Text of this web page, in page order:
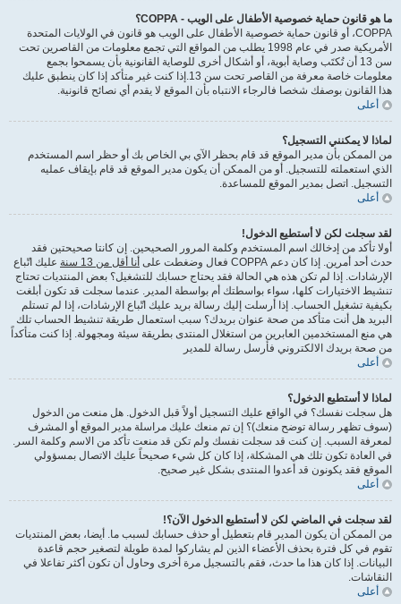
ما هو قانون حماية خصوصية الأطفال على الويب - COPPA؟
COPPA، أو قانون حماية خصوصية الأطفال على الويب هو قانون في الولايات المتحدة
الأمريكية صدر في عام 1998 يطلب من المواقع التي تجمع معلومات من القاصرين تحت
سن 13 أن تُكتَب وصاية أبوية، أو أشكال أخرى للوصاية القانونية بأن يسمحوا بجمع
معلومات خاصة معرفة من القاصر تحت سن 13.إذا كنت غير متأكد إذا كان ينطبق عليك
هذا القانون بوصفك شخصا فالرجاء الانتباه بأن الموقع لا يقدم أي نصائح قانونية.
أعلى
لماذا لا يمكنني التسجيل؟
من الممكن بأن مدير الموقع قد قام بحظر الآي بي الخاص بك أو حظر اسم المستخدم
الذي استعملته للتسجيل. أو من الممكن أن يكون مدير الموقع قد قام بإيقاف عمليه
التسجيل. اتصل بمدير الموقع للمساعدة.
أعلى
لقد سجلت لكن لا أستطيع الدخول!
أولا تأكد من إدخالك اسم المستخدم وكلمة المرور الصحيحين. إن كانتا صحيحتين فقد
حدث أحد أمرين. إذا كان دعم COPPA فعال وضغطت على
أنا أقل من 13 سنة
عليك اتّباع
الإرشادات. إذا لم تكن هذه هي الحالة فقد يحتاج حسابك للتشغيل؟ بعض المنتديات تحتاج
تنشيط الاختيارات كلها، سواء بواسطتك أم بواسطة المدير. عندما سجلت قد تكون أبلغت
بكيفية تشغيل الحساب. إذا أرسلت إليك رسالة بريد عليك اتّباع الإرشادات، إذا لم تستلم
البريد هل أنت متأكد من صحة عنوان بريدك؟ سبب استعمال طريقة تنشيط الحساب تلك
هي منع المستخدمين العابرين من استغلال المنتدى بطريقة سيئة ومجهولة. إذا كنت متأكداً
من صحة بريدك الالكتروني فأرسل رسالة للمدير
أعلى
لماذا لا أستطيع الدخول؟
هل سجلت نفسك؟ في الواقع عليك التسجيل أولاً قبل الدخول. هل منعت من الدخول
(سوف تظهر رسالة توضح منعك)؟ إن تم منعك عليك مراسلة مدير الموقع أو المشرف
لمعرفة السبب. إن كنت قد سجلت نفسك ولم تكن قد منعت تأكد من الاسم وكلمة السر.
في العادة تكون تلك هي المشكلة، إذا كان كل شيء صحيحاً عليك الاتصال بمسؤولي
الموقع فقد يكونون قد أعدوا المنتدى بشكل غير صحيح.
أعلى
لقد سجلت في الماضي لكن لا أستطيع الدخول الآن؟!
من الممكن أن يكون المدير قام بتعطيل أو حذف حسابك لسبب ما. أيضا، بعض المنتديات
تقوم في كل فترة بحذف الأعضاء الذين لم يشاركوا لمدة طويلة لتصغير حجم قاعدة
البيانات. إذا كان هذا ما حدث، فقم بالتسجيل مرة أخرى وحاول أن تكون أكثر تفاعلا في
النقاشات.
أعلى